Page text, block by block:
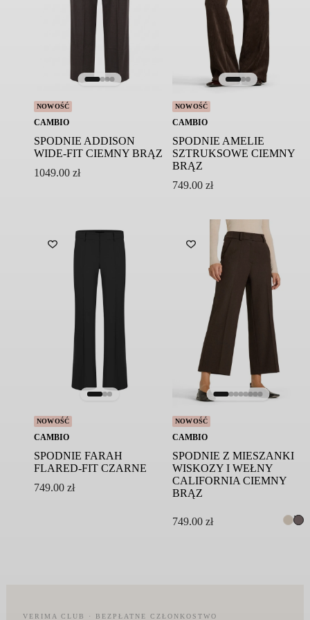
Pranie ręczne
Prać oddzielnie w delikatnym detergencie po
odwróceniu na lewą stronę w worku na pranie
Prasować w niskiej temperaturze
Nie czyścić chemicznie
Symbol modelu: IKARIA/3610
NOWOŚĆ
CAMBIO
SPODNIE ADDISON
WIDE-FIT CIEMNY BRĄZ
1049.00 zł
NOWOŚĆ
CAMBIO
SPODNIE AMELIE
SZTRUKSOWE CIEMNY
BRĄZ
749.00 zł
NOWOŚĆ
CAMBIO
SPODNIE FARAH
FLARED-FIT CZARNE
749.00 zł
NOWOŚĆ
CAMBIO
SPODNIE Z MIESZANKI
WISKOZY I WEŁNY
CALIFORNIA CIEMNY
BRĄZ
749.00 zł
VERIMA CLUB · BEZPŁATNE CZŁONKOSTWO